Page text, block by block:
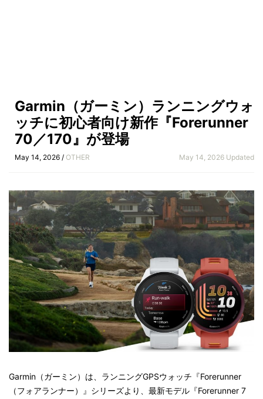
Garmin（ガーミン）ランニングウォ
ッチに初心者向け新作『Forerunner
70／170』が登場
May 14, 2026 / OTHER May 14, 2026 Updated
Garmin（ガーミン）は、ランニングGPSウォッチ『Forerunner
（フォアランナー）』シリーズより、最新モデル『Forerunner 7